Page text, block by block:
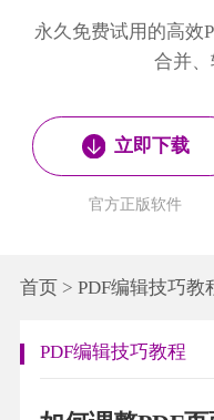
永久免费试用的高效
合并
立即下载
官方正版软件
首页> PDF编辑技巧教
PDF编辑技巧教程